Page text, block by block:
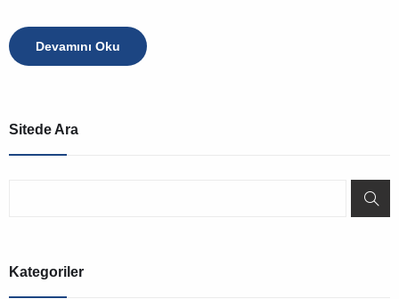
Devamını Oku
Sitede Ara
Kategoriler